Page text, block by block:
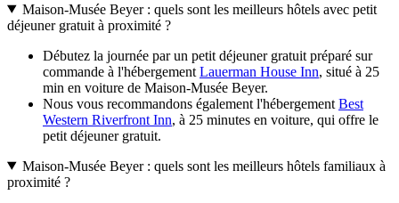
Maison-Musée Beyer : quels sont les meilleurs hôtels avec petit
déjeuner gratuit à proximité ?
Débutez la journée par un petit déjeuner gratuit préparé sur
commande à l'hébergement Lauerman House Inn, situé à 25
min en voiture de Maison-Musée Beyer.
Nous vous recommandons également l'hébergement Best
Western Riverfront Inn, à 25 minutes en voiture, qui offre le
petit déjeuner gratuit.
Maison-Musée Beyer : quels sont les meilleurs hôtels familiaux à
proximité ?